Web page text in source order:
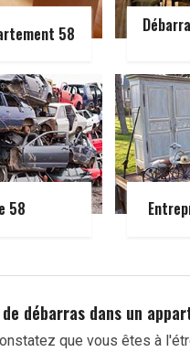
58
58
débarras dans un
que vous êtes à